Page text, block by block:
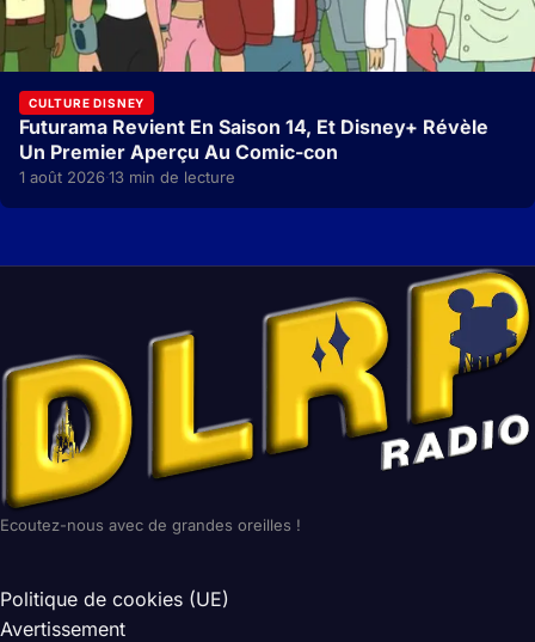
CULTURE DISNEY
Futurama Revient En Saison 14, Et Disney+ Révèle
Un Premier Aperçu Au Comic-con
1 août 2026·13 min de lecture
Ecoutez-nous avec de grandes oreilles !
Politique de cookies (UE)
Avertissement